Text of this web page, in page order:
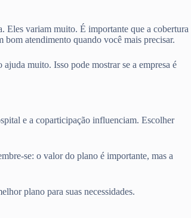
Eles variam muito. É importante que a cobertura
bom atendimento quando você mais precisar.
muito. Isso pode mostrar se a empresa é
e a coparticipação influenciam. Escolher
se: o valor do plano é importante, mas a
plano para suas necessidades.